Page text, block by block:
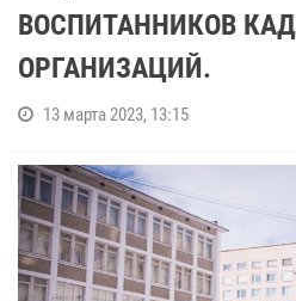
ВОСПИТАННИКОВ
ОРГАНИЗАЦИЙ.
13 марта 2023, 13:15